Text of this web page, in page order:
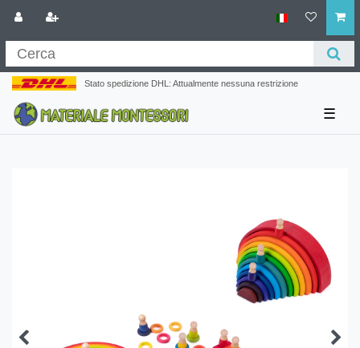
Stato spedizione DHL: Attualmente nessuna restrizione
☰